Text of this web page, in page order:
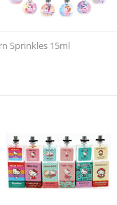
Sprinkles 15ml